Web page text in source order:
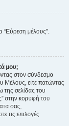
“Εύρεση μέλους”.
μου;
στον σύνδεσμο
Μέλους, είτε πατώντας
της σελίδας του
στην κορυφή του
σας,
τις επιλογές